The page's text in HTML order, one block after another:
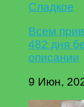
Сладкое
Всем
482 дня
описании
9 Июн,